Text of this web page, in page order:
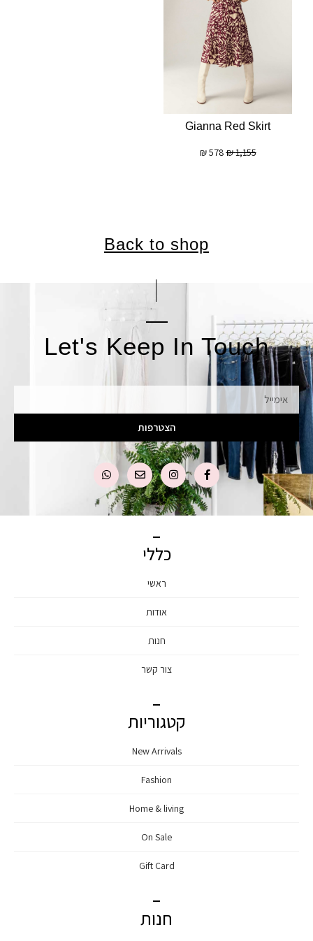
Gianna Red Skirt
1,155
₪
578
₪
Back to shop
Let's Keep In Touch
אימייל
הצטרפות
כללי
ראשי
אודות
חנות
צור קשר
קטגוריות
New Arrivals
Fashion
Home & living
On Sale
Gift Card
חנות